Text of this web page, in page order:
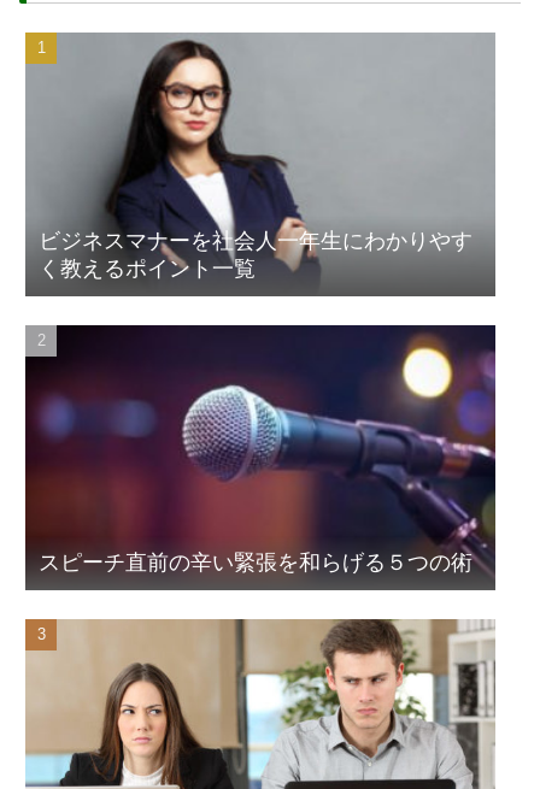
ビジネスマナーを社会人一年生にわかりやす
く教えるポイント一覧
スピーチ直前の辛い緊張を和らげる５つの術